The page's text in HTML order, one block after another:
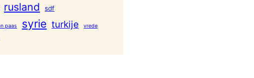
rusland sdf
paas syrie turkije vrede